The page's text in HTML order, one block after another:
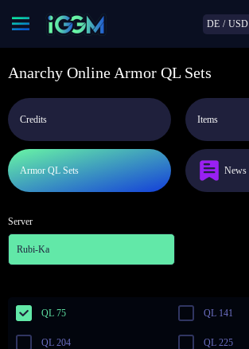
DE / USD
Anarchy Online Armor QL Sets
Credits Items
Armor QL Sets News
Server
Rubi-Ka
QL 75 QL 141
QL 204 QL 225